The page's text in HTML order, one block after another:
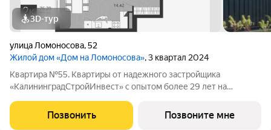
3D-тур
улица Ломоносова,52
Жилой дом «Дом на Ломоносова», 3 квартал 2024
Квартира №55. Квартиры от надежного застройщика
«КалининградСтройИнвест» с опытом более 29 лет на
малоэтажного строительства, который расположен в
Центральном районе города в пешей доступности от
Позвонить Позвоните мне